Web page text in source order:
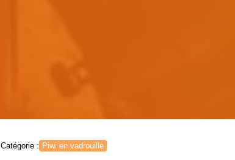
Catégorie : Piwi en vadrouille